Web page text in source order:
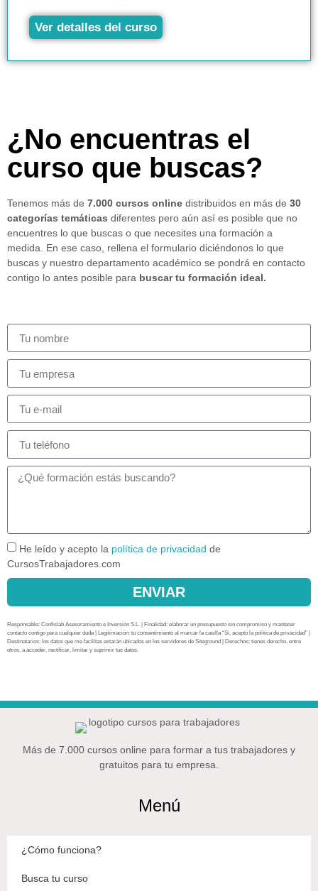
Ver detalles del curso
¿No encuentras el
curso que buscas?
Tenemos más de 7.000 cursos online distribuidos en más de 30
categorías temáticas diferentes pero aún así es posible que no
encuentres lo que buscas o que necesites una formación a
medida. En ese caso, rellena el formulario diciéndonos lo que
buscas y nuestro departamento académico se pondrá en contacto
contigo lo antes posible para buscar tu formación ideal.
He leído y acepto la política de privacidad de
CursosTrabajadores.com
ENVIAR
Responsable: Confislab Asesoramiento e Inversión S.L. | Finalidad: elaborar un presupuesto sin compromiso y mantener
contacto contigo para cualquier duda | Legitimación: tu consentimiento al marcar la casilla “Sí, acepto la política de privacidad” |
Destinatarios: los datos que me facilitas estarán ubicados en los servidores de Siteground | Derechos: tienes derecho, entre
otros, a acceder, rectificar, limitar y suprimir tus datos.
Más de 7.000 cursos online para formar a tus trabajadores y
gratuitos para tu empresa.
Menú
¿Cómo funciona?
Busca tu curso